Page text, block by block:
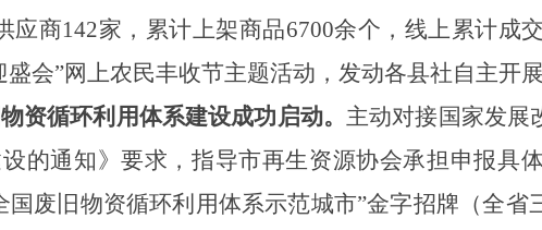
应商142家，累计上架商品6700余个，线上累计成交
盛会”网上农民丰收节主题活动，发动各县社自主开
资循环利用体系建设成功启动。 主动对接国家发展
的通知》要求，指导市再生资源协会承担申报具
国废旧物资循环利用体系示范城市”金字招牌（全